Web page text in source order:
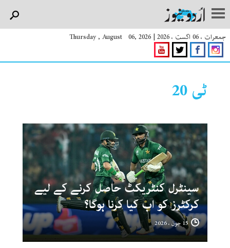
جمعرات ، 06 اگست ، 2026 |
Thursday , August 06, 2026
ٹی 20
سینٹرل کنٹریکٹ حاصل کرنے کے لیے
کرکٹرز کو اب کیا کرنا ہوگا؟
15 جون ، 2026